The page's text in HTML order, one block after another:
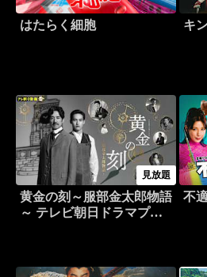
はたらく細胞 キ
見放題
黄金の刻～服部金太郎物語
～ テレビ朝日ドラマプレ
不